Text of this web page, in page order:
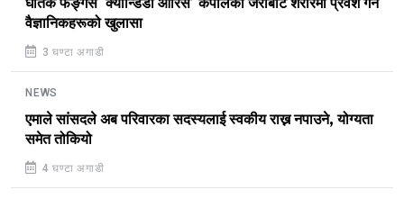
घातक फङ्गस ‘क्यान्डिडा औरिस’ कपालको जराबाट शरीरमा प्रवेश गर्ने
वैज्ञानिकहरूको खुलासा
3 घण्टा अगाडी
NEWS
एमाले सांसदले अब परिवारका सदस्यलाई स्वकीय राख्न नपाउने, योग्यता
समेत तोकियो
4 घण्टा अगाडी